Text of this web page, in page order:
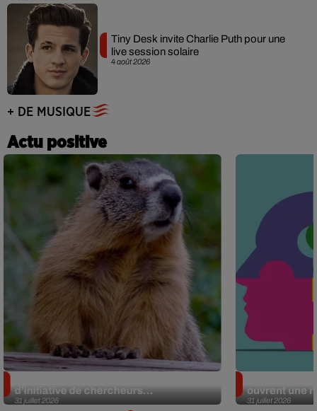
4 août 2026
Tiny Desk invite Charlie Puth pour une
live session solaire
+ DE MUSIQUE
Actu positive
31 juillet 2026
d’initiative de chercheurs...
31 juillet 2026
ouvrent une